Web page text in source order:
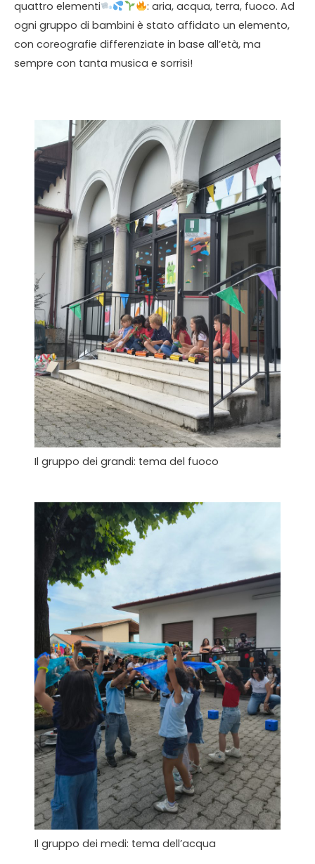
quattro elementi
​: aria, acqua, terra, fuoco. Ad
ogni gruppo di bambini è stato affidato un elemento,
con coreografie differenziate in base all’età, ma
sempre con tanta musica e sorrisi!
Il gruppo dei grandi: tema del fuoco
Il gruppo dei medi: tema dell’acqua